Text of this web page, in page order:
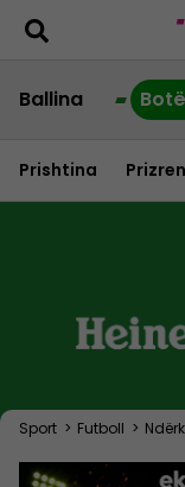
Ballina
Prishtina
Sport > Futboll >